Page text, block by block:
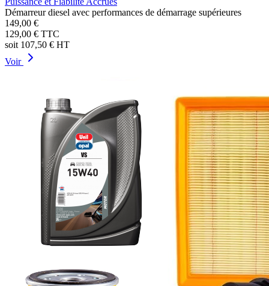
Démarreur diesel avec performances de démarrage supérieures
149,00 €
129,00 € TTC
soit 107,50 € HT
Voir